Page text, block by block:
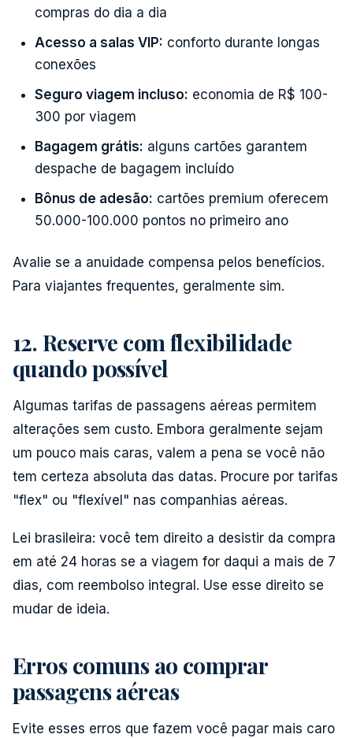
compras do dia a dia
Acesso a salas VIP: conforto durante longas
conexões
Seguro viagem incluso: economia de R$ 100-
300 por viagem
Bagagem grátis: alguns cartões garantem
despache de bagagem incluído
Bônus de adesão: cartões premium oferecem
50.000-100.000 pontos no primeiro ano
Avalie se a anuidade compensa pelos benefícios.
Para viajantes frequentes, geralmente sim.
12. Reserve com flexibilidade
quando possível
Algumas tarifas de passagens aéreas permitem
alterações sem custo. Embora geralmente sejam
um pouco mais caras, valem a pena se você não
tem certeza absoluta das datas. Procure por tarifas
"flex" ou "flexível" nas companhias aéreas.
Lei brasileira: você tem direito a desistir da compra
em até 24 horas se a viagem for daqui a mais de 7
dias, com reembolso integral. Use esse direito se
mudar de ideia.
Erros comuns ao comprar
passagens aéreas
Evite esses erros que fazem você pagar mais caro